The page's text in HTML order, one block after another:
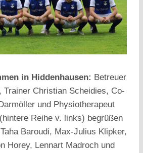
in Hiddenhausen: Betreuer
Trainer Christian Scheidies, Co-
und Physiotherapeut
Reihe v. links) begrüßen
Baroudi, Max-Julius Klipker,
Horey, Lennart Madroch und